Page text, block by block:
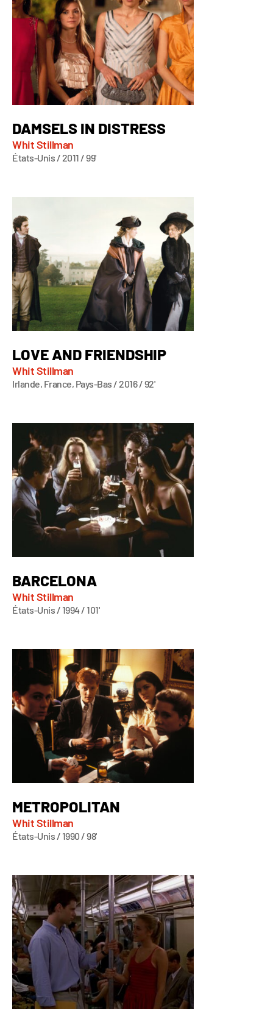
DAMSELS IN DISTRESS
Whit Stillman
États-Unis / 2011 / 99'
LOVE AND FRIENDSHIP
Whit Stillman
Irlande, France, Pays-Bas / 2016 / 92'
BARCELONA
Whit Stillman
États-Unis / 1994 / 101'
METROPOLITAN
Whit Stillman
États-Unis / 1990 / 98'